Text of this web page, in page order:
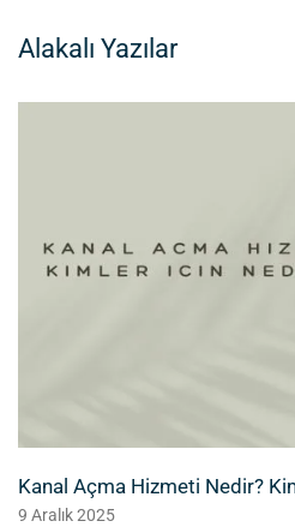
Alakalı Yazılar
Kanal Açma Hizmeti Nedir?
9 Aralık 2025